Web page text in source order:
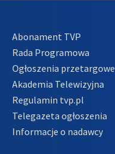
Abonament TVP
Rada Programowa
Ogłoszenia przetargowe
Akademia Telewizyjna
Regulamin tvp.pl
Telegazeta ogłoszenia
Informacje o nadawcy